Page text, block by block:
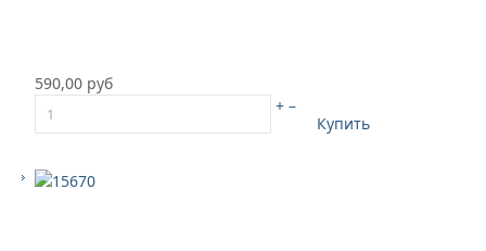
590,00 руб
+ –
Купить